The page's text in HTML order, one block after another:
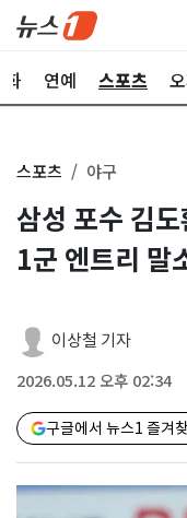
화 연예 스포츠
스포츠 야구
삼성 포수 김
1군 엔트리 말
이상철 기자
2026.05.12 오후 02:34
구글에서 뉴스1 즐겨